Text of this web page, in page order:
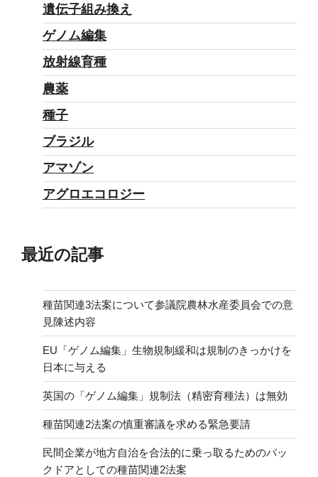
遺伝子組み換え
ゲノム編集
放射線育種
農薬
種子
ブラジル
アマゾン
アグロエコロジー
最近の記事
種苗関連3法案について参議院農林水産委員会での意
見陳述内容
EU「ゲノム編集」生物規制緩和は規制のきっかけを
日本に与える
英国の「ゲノム編集」規制法（精密育種法）は無効
種苗関連2法案の慎重審議を求める緊急要請
民間企業が地方自治を合法的に乗っ取るためのバッ
クドアとしての種苗関連2法案